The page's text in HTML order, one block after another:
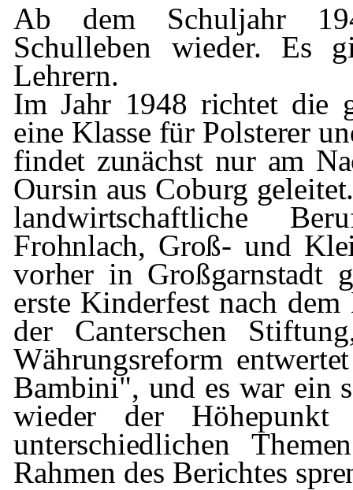
Ab dem Schuljahr
Schulleben wieder. Es
Lehrern.
Im Jahr 1948 richtet die
eine Klasse für Polsterer
findet zunächst nur am
Oursin aus Coburg
landwirtschaftliche
Frohnlach, Groß- und
vor­her in Großgarnstadt
erste Kinderfestnach
der Canterschen
Währungsreform
Bambini", und es war ein
wieder der
unterschied­lichen
Rahmen des Berichtes